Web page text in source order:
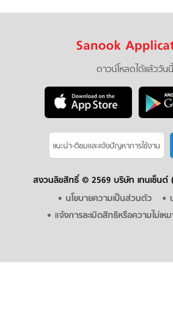
Sanook
ดาวน์โหลดได้แล้ววันนี้
แนะนำ-ติชมเเละแจ้งปัญหาการใช้งาน
สงวนลิขสิทธิ์ © 2569 บริษัท เทนเซ็นต์
นโยบายความเป็นส่วนตัว
แจ้งการละเมิดสิทธิหรือความไม่เห